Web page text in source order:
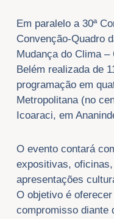
Em paralelo a 30ª
Convenção-Quadro
Mudança do Clima
Belém realizada de
programação em
Metropolitana (no
Icoaraci, em
O evento contará
expositivas,
apresentações
O objetivo é
compromisso diante